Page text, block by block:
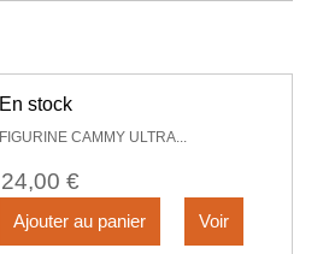
En stock
FIGURINE CAMMY ULTRA...
24,00 €
Ajouter au panier Voir